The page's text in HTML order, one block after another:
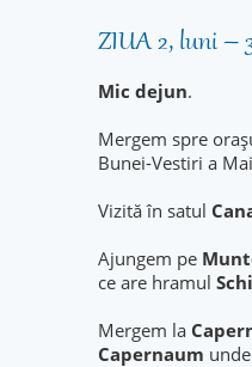
ZIUA 2, luni –
Mic dejun.
Mergem spre
Bunei-Vestiri a
Vizită în satul
Ajungem pe
ce are hramul
Mergem la
Capernaum